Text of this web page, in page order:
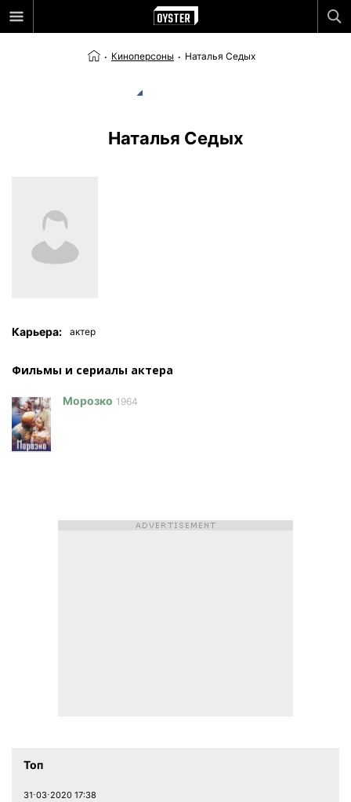
Киноперсоны Наталья Седых
Наталья Седых
Карьера: актер
Фильмы и сериалы актера
Морозко 1964
Топ
31⋅03⋅2020 17:38